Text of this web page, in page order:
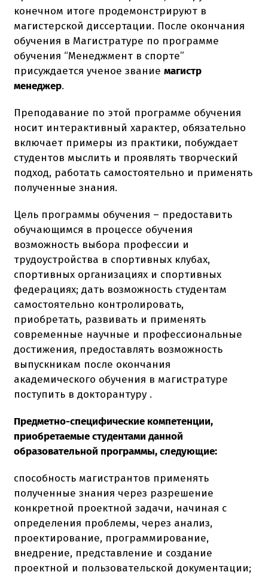
конечном итоге продемонстрируют в
магистерской диссертации. После окончания
обучения в Магистратуре по программе
обучения “Менеджмент в спорте”
присуждается ученое званиемагистр
менеджер.
Преподавание по этой программе обучения
носит интерактивный характер, обязательно
включает примеры из практики, побуждает
студентов мыслить и проявлять творческий
подход, работать самостоятельно и применять
полученные знания.
Цель программы обучения – предоставить
обучающимся в процессе обучения
возможность выбора профессии и
трудоустройства в спортивных клубах,
спортивных организациях и спортивных
федерациях; дать возможность студентам
самостоятельно контролировать,
приобретать, развивать и применять
современные научные и профессиональные
достижения, предоставлять возможность
выпускникам после окончания
академического обучения в магистратуре
поступить в докторантуру .
Предметно-специфические компетенции,
приобретаемые студентами данной
образовательной программы, следующие:
способность магистрантов применять
полученные знания через разрешение
конкретной проектной задачи, начиная с
определения проблемы, через анализ,
проектирование, программирование,
внедрение, представление и создание
проектной и пользовательской документации;